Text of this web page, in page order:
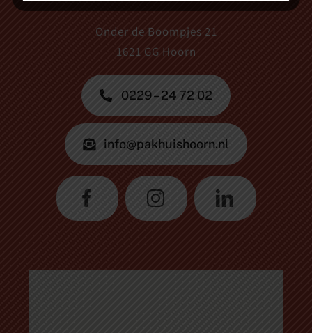
Onder de Boompjes 21
1621 GG Hoorn
0229 – 24 72 02
info@pakhuishoorn.nl